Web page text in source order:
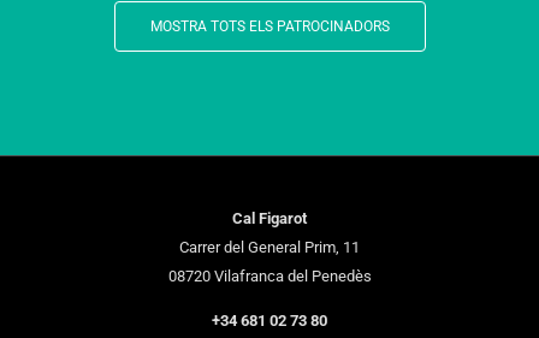
MOSTRA TOTS ELS PATROCINADORS
Cal Figarot
Carrer del General Prim, 11
08720 Vilafranca del Penedès
+34 681 02 73 80